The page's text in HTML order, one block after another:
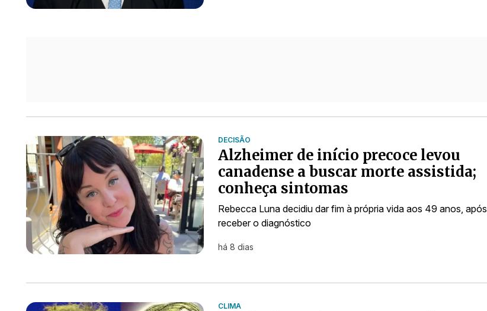
DECISÃO
Alzheimer de início precoce levou
canadense a buscar morte assistida;
conheça sintomas
Rebecca Luna decidiu dar fim à própria vida aos 49 anos, após
receber o diagnóstico
há 8 dias
CLIMA